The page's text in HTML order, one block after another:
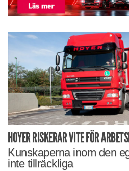
HOYER RISKERAR VITE FÖR
Kunskaperna inom den
inte tillräckliga